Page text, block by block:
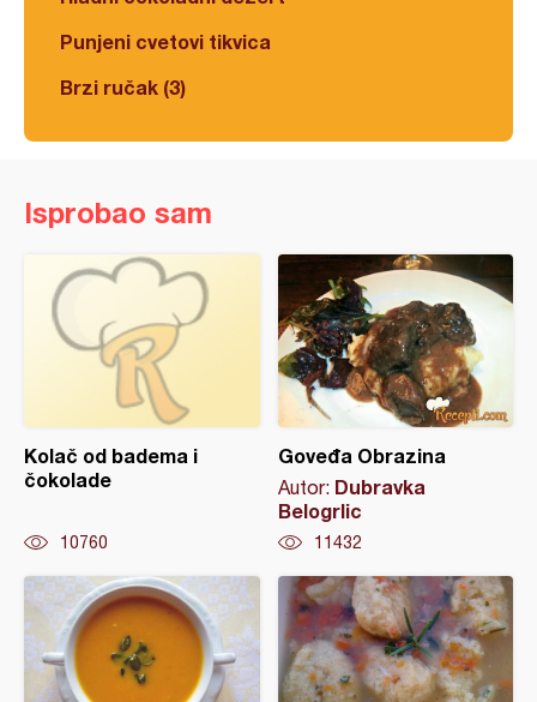
Punjeni cvetovi tikvica
Brzi ručak (3)
Isprobao sam
Kolač od badema i
čokolade
10760
Goveđa Obrazina
Autor: Dubravka
Belogrlic
11432